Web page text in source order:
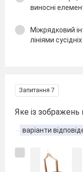
виносні
Міжрядковий
лініями
Запитання 7
Яке із
варіанти